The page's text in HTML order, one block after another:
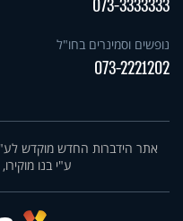
073-3333333
נופשים וסמינרים בחו"ל
073-2221202
אתר הידברות החדש מוקדש לע"נ
ע"י בנו